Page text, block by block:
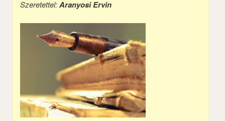
Szeretettel:Aranyosi Ervin